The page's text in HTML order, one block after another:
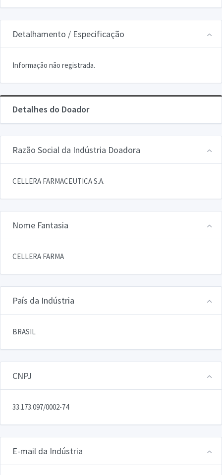
Detalhamento / Especificação
Informação não registrada.
Detalhes do Doador
Razão Social da Indústria Doadora
CELLERA FARMACEUTICA S.A.
Nome Fantasia
CELLERA FARMA
País da Indústria
BRASIL
CNPJ
33.173.097/0002-74
E-mail da Indústria